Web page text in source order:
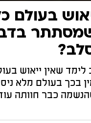
בעולם
שאין ייאוש
בכך בעולם מלא
כבר חוותה